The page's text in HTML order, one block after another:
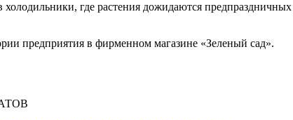
где растения дожидаются
предприятия в фирменном магазине «Зеленый сад».